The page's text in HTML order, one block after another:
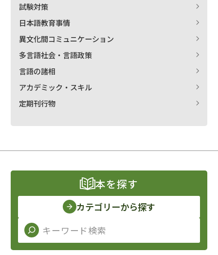
試験対策
日本語教育事情
異文化間コミュニケーション
多言語社会・言語政策
言語の諸相
アカデミック・スキル
定期刊行物
本を探す
カテゴリーから探す